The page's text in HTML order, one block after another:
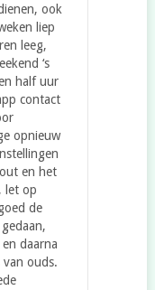
ook
liep
leeg,
‘s
half uur
contact
opnieuw
en het
let op
de
daarna
ouds.